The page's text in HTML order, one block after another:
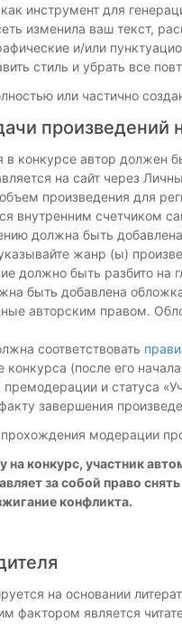
инструмент для
изменила ваш текст,
и/или
стиль и убрать все
или частично
произведений
в конкурсе автор должен
на сайт через
произведения для
внутренним счетчиком
должна быть
жанр (ы)
должно быть разбито
быть добавлена
авторским правом.
соответствовать
конкурса (после его
и статуса
завершения
модерации
на конкурс, участник
за собой право
конфликта.
на основании
фактором является